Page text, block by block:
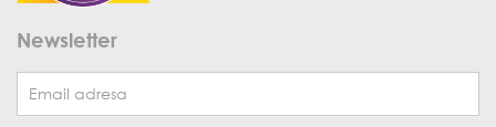
Newsletter